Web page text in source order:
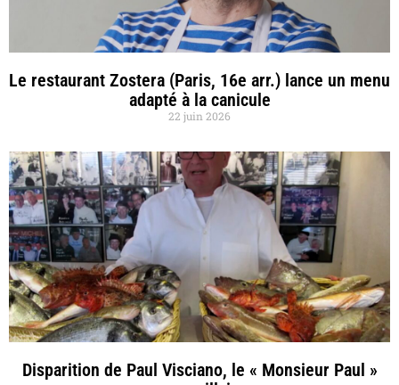
Le restaurant Zostera (Paris, 16e arr.) lance un menu
adapté à la canicule
22 juin 2026
Disparition de Paul Visciano, le « Monsieur Paul »